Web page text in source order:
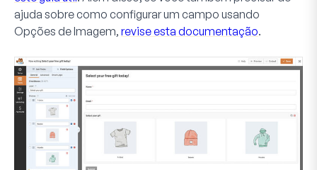
ajuda sobre como configurar um campo usando
Opções de Imagem, revise esta documentação.